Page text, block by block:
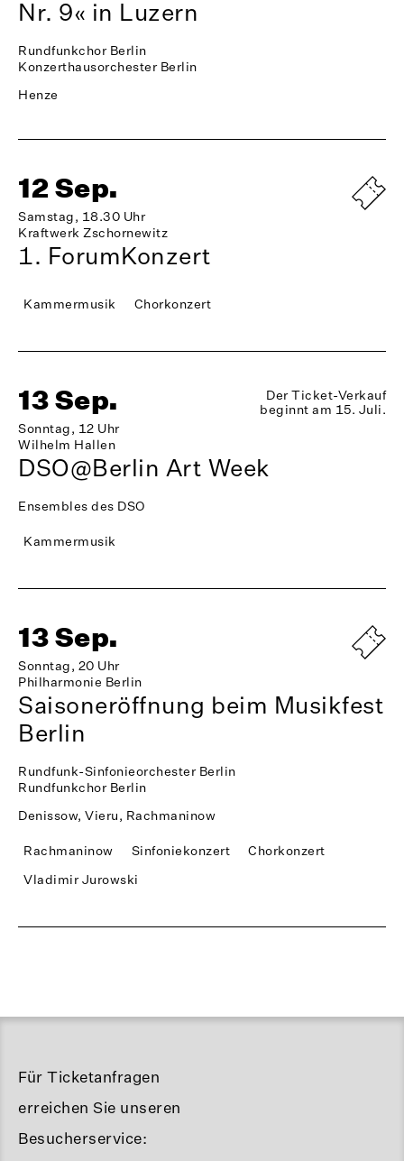
Nr. 9« in Luzern
Rundfunkchor Berlin
Konzerthausorchester Berlin
Henze
12 Sep.
Samstag, 18.30 Uhr
Kraftwerk Zschornewitz
1. ForumKonzert
Kammermusik Chorkonzert
13 Sep.
Sonntag, 12 Uhr
Wilhelm Hallen
Der Ticket-Verkauf
beginnt am 15. Juli.
DSO@Berlin Art Week
Ensembles des DSO
Kammermusik
13 Sep.
Sonntag, 20 Uhr
Philharmonie Berlin
Saisoneröffnung beim Musikfest
Berlin
Rundfunk-Sinfonieorchester Berlin
Rundfunkchor Berlin
Denissow, Vieru, Rachmaninow
Rachmaninow Sinfoniekonzert
Chorkonzert
Vladimir Jurowski
Für Ticketanfragen
erreichen Sie unseren
Besucherservice: